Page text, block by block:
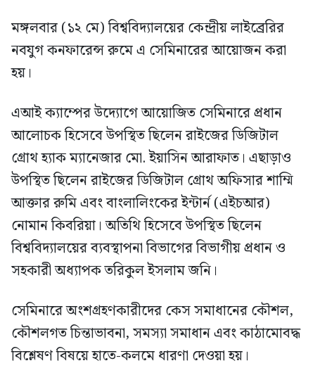
মঙ্গলবার (১২ মে) বিশ্ববিদ্যালয়ের কেন্দ্রীয় লাইব্রেরির
নবযুগ কনফারেন্স রুমে এ সেমিনারের আয়োজন করা
হয়।
এআই ক্যাম্পের উদ্যোগে আয়োজিত সেমিনারে প্রধান
আলোচক হিসেবে উপস্থিত ছিলেন রাইজের ডিজিটাল
গ্রোথ হ্যাক ম্যানেজার মো. ইয়াসিন আরাফাত। এছাড়াও
উপস্থিত ছিলেন রাইজের ডিজিটাল গ্রোথ অফিসার শাম্মি
আক্তার রুমি এবং বাংলালিংকের ইন্টার্ন (এইচআর)
নোমান কিবরিয়া। অতিথি হিসেবে উপস্থিত ছিলেন
বিশ্ববিদ্যালয়ের ব্যবস্থাপনা বিভাগের বিভাগীয় প্রধান ও
সহকারী অধ্যাপক তরিকুল ইসলাম জনি।
সেমিনারে অংশগ্রহণকারীদের কেস সমাধানের কৌশল,
কৌশলগত চিন্তাভাবনা, সমস্যা সমাধান এবং কাঠামোবদ্ধ
বিশ্লেষণ বিষয়ে হাতে-কলমে ধারণা দেওয়া হয়।